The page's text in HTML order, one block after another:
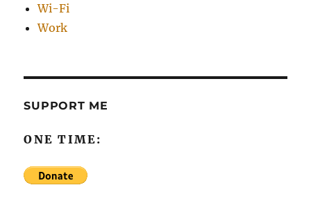
Wi-Fi
Work
SUPPORT ME
ONE TIME: